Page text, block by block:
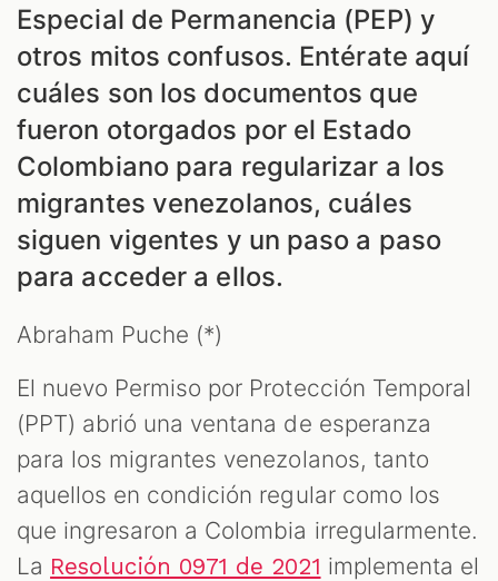
Especial de Permanencia (PEP) y
otros mitos confusos. Entérate aquí
cuáles son los documentos que
fueron otorgados por el Estado
Colombiano para regularizar a los
migrantes venezolanos, cuáles
siguen vigentes y un paso a paso
para acceder a ellos.
Abraham Puche (*)
El nuevo Permiso por Protección Temporal
(PPT) abrió una ventana de esperanza
para los migrantes venezolanos, tanto
aquellos en condición regular como los
que ingresaron a Colombia irregularmente.
La Resolución 0971 de 2021 implementa el